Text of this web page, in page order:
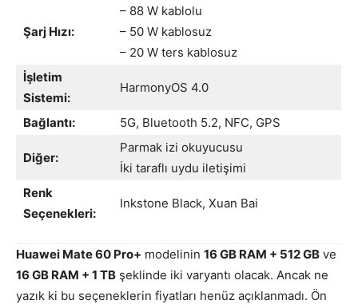
Şarj Hızı:
– 88 W kablolu
– 50 W kablosuz
– 20 W ters kablosuz
İşletim
Sistemi:
HarmonyOS 4.0
Bağlantı: 5G, Bluetooth 5.2, NFC, GPS
Diğer:
Parmak izi okuyucusu
İki taraflı uydu iletişimi
Renk
Seçenekleri:
Inkstone Black, Xuan Bai
Huawei Mate 60 Pro+ modelinin 16 GB RAM + 512 GB ve
16 GB RAM + 1 TB şeklinde iki varyantı olacak. Ancak ne
yazık ki bu seçeneklerin fiyatları henüz açıklanmadı. Ön